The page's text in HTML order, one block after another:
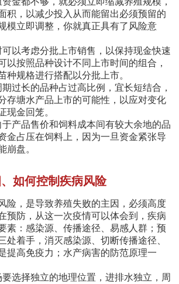
积，以减少投入从而能留出必须预留的
模立即调整，你就真正具有了风险意
以考虑分批上市销售，以保持现金快速
以按照品种设计不同上市时间的组合，
种规格进行搭配以分批上市。
过长的品种占过高比例，宜长短结合，
存塘水产品上市的可能性，以应对变化
现金回笼。
产品售价和饲料成本间有较大余地的品
金占压在饲料上，因为一旦资金紧张导
崩盘。
、如何控制疾病风险
险，是导致养殖失败的主因，必须高度
预防，从这一次疫情可以体会到，疾病
素：感染源、传播途径、易感人群；预
处着手，消灭感染源、切断传播途径、
提高免疫力；水产病害的防范原理一
选择独立的地理位置，进排水独立，周